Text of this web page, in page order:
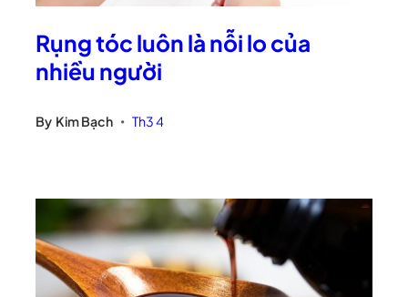
Rụng tóc luôn là nỗi lo của
nhiều người
By Kim Bạch • Th3 4